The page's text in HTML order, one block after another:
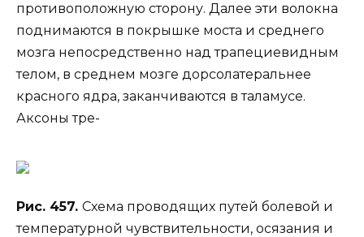
противоположную сторону. Далее эти волокна
поднимаются в покрышке моста и среднего
мозга непосредственно над трапециевидным
телом, в среднем мозге дорсолатеральнее
красного ядра, заканчиваются в таламусе.
Аксоны тре-
Рис. 457. Схема проводящих путей болевой и
температурной чувствительности, осязания и